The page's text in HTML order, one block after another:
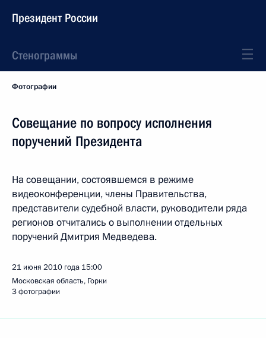
Президент России
Стенограммы
Фотографии
Совещание по вопросу исполнения
поручений Президента
На совещании, состоявшемся в режиме
видеоконференции, члены Правительства,
представители судебной власти, руководители ряда
регионов отчитались о выполнении отдельных
поручений Дмитрия Медведева.
21 июня 2010 года 15:00
Московская область, Горки
3 фотографии